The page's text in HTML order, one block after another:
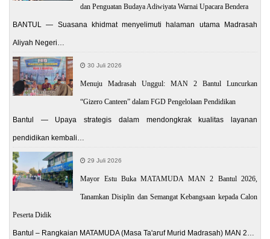
dan Penguatan Budaya Adiwiyata Warnai Upacara Bendera
BANTUL — Suasana khidmat menyelimuti halaman utama Madrasah
Aliyah Negeri…
30 Juli 2026
Menuju Madrasah Unggul: MAN 2 Bantul Luncurkan
“Gizero Canteen” dalam FGD Pengelolaan Pendidikan
Bantul — Upaya strategis dalam mendongkrak kualitas layanan
pendidikan kembali…
29 Juli 2026
Mayor Estu Buka MATAMUDA MAN 2 Bantul 2026,
Tanamkan Disiplin dan Semangat Kebangsaan kepada Calon
Peserta Didik
Bantul – Rangkaian MATAMUDA (Masa Ta'aruf Murid Madrasah) MAN 2…